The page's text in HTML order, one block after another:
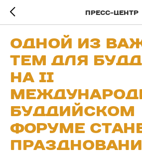
Пресс-центр
Одной из
тем для
на II
буддийском
форуме